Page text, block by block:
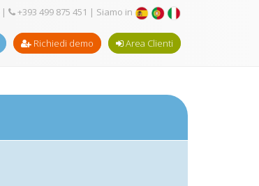
| +393 499 875 451 | Siamo in
Richiedi demo Area Clienti